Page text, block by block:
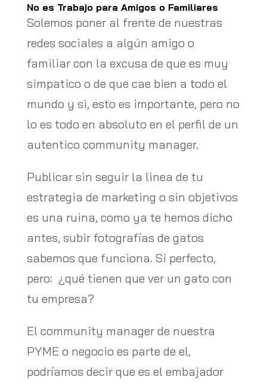
No es Trabajo para Amigos o Familiares
Solemos poner al frente de nuestras
redes sociales a algún amigo o
familiar con la excusa de que es muy
simpatico o de que cae bien a todo el
mundo y si, esto es importante, pero no
lo es todo en absoluto en el perfil de un
autentico community manager.
Publicar sin seguir la linea de tu
estrategia de marketing o sin objetivos
es una ruina, como ya te hemos dicho
antes, subir fotografías de gatos
sabemos que funciona. Si perfecto,
pero: ¿qué tienen que ver un gato con
tu empresa?
El community manager de nuestra
PYME o negocio es parte de el,
podríamos decir que es el embajador